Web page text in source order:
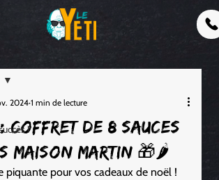
!
: coffret de 8 sauces
Maison Martin 🎁🌶️
2024 1 min de lecture
piquante pour vos cadeaux de noël !